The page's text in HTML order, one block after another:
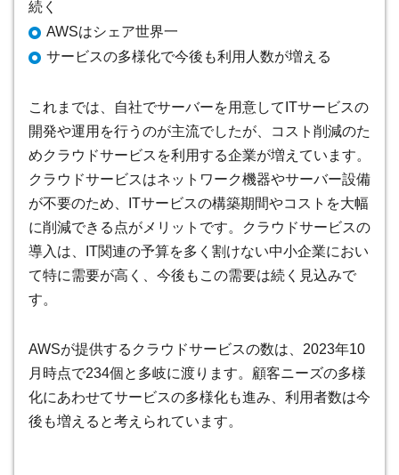
続く
AWSはシェア世界一
サービスの多様化で今後も利用人数が増える
これまでは、自社でサーバーを用意してITサービスの
開発や運用を行うのが主流でしたが、コスト削減のた
めクラウドサービスを利用する企業が増えています。
クラウドサービスはネットワーク機器やサーバー設備
が不要のため、ITサービスの構築期間やコストを大幅
に削減できる点がメリットです。クラウドサービスの
導入は、IT関連の予算を多く割けない中小企業におい
て特に需要が高く、今後もこの需要は続く見込みで
す。
AWSが提供するクラウドサービスの数は、2023年10
月時点で234個と多岐に渡ります。顧客ニーズの多様
化にあわせてサービスの多様化も進み、利用者数は今
後も増えると考えられています。